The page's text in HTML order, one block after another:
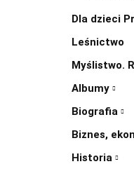
Dla dzieci
Leśnictwo
Myślistwo.
Albumy
Biografia
Biznes,
Historia